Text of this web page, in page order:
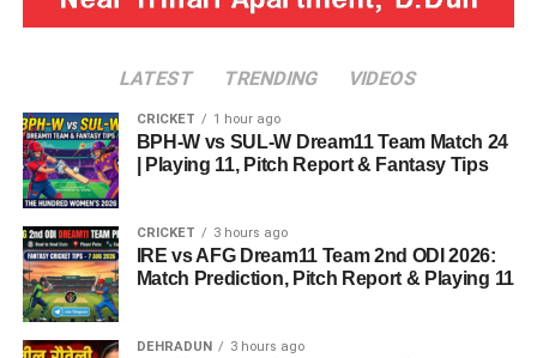
LATEST TRENDING VIDEOS
CRICKET 1 hour ago
BPH-W vs SUL-W Dream11 Team Match 24
| Playing 11, Pitch Report & Fantasy Tips
CRICKET 3 hours ago
IRE vs AFG Dream11 Team 2nd ODI 2026:
Match Prediction, Pitch Report & Playing 11
DEHRADUN 3 hours ago